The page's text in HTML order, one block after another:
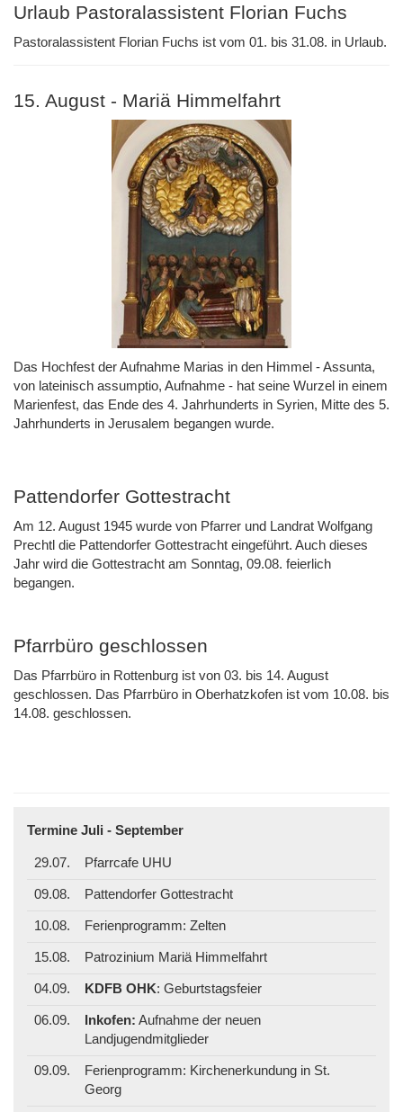
Urlaub Pastoralassistent Florian Fuchs
Pastoralassistent Florian Fuchs ist vom 01. bis 31.08. in Urlaub.
15. August - Mariä Himmelfahrt
Das Hochfest der Aufnahme Marias in den Himmel - Assunta,
von lateinisch assumptio, Aufnahme - hat seine Wurzel in einem
Marienfest, das Ende des 4. Jahrhunderts in Syrien, Mitte des 5.
Jahrhunderts in Jerusalem begangen wurde.
Pattendorfer Gottestracht
Am 12. August 1945 wurde von Pfarrer und Landrat Wolfgang
Prechtl die Pattendorfer Gottestracht eingeführt. Auch dieses
Jahr wird die Gottestracht am Sonntag, 09.08. feierlich
begangen.
Pfarrbüro geschlossen
Das Pfarrbüro in Rottenburg ist von 03. bis 14. August
geschlossen. Das Pfarrbüro in Oberhatzkofen ist vom 10.08. bis
14.08. geschlossen.
Termine Juli - September
29.07. Pfarrcafe UHU
09.08. Pattendorfer Gottestracht
10.08. Ferienprogramm: Zelten
15.08. Patrozinium Mariä Himmelfahrt
04.09. KDFB OHK: Geburtstagsfeier
06.09. Inkofen: Aufnahme der neuen
Landjugendmitglieder
09.09.
Ferienprogramm: Kirchenerkundung in St.
Georg